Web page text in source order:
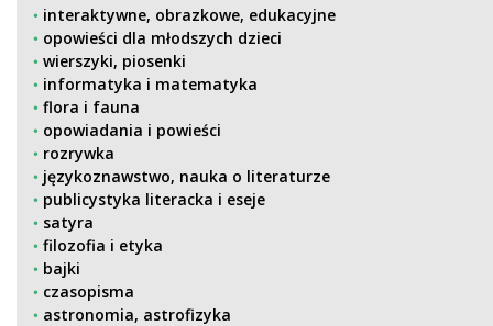
interaktywne, obrazkowe, edukacyjne
opowieści dla młodszych dzieci
wierszyki, piosenki
informatyka i matematyka
flora i fauna
opowiadania i powieści
rozrywka
językoznawstwo, nauka o literaturze
publicystyka literacka i eseje
satyra
filozofia i etyka
bajki
czasopisma
astronomia, astrofizyka